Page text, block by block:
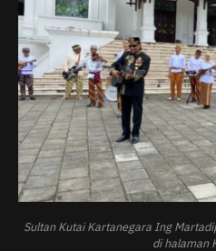
Sultan Kutai Kartanegara Ing
di halaman